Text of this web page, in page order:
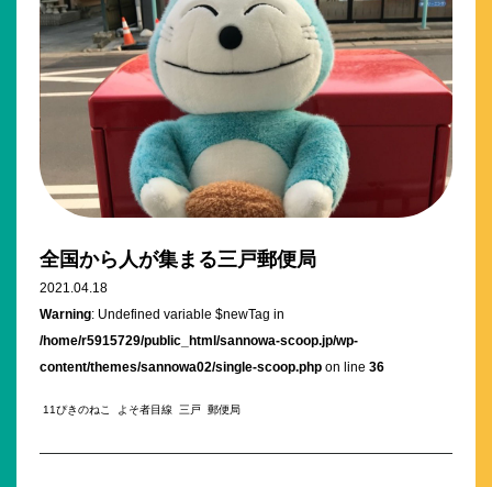
全国から人が集まる三戸郵便局
2021.04.18
Warning: Undefined variable $newTag in
/home/r5915729/public_html/sannowa-scoop.jp/wp-
content/themes/sannowa02/single-scoop.phpon line 36
11ぴきのねこ よそ者目線 三戸 郵便局